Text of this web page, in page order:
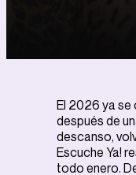
El 2026 ya se
después de
descanso,
Escuche Ya!
todo enero.